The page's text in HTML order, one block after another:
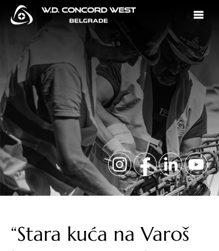
“Stara kuća na Varoš